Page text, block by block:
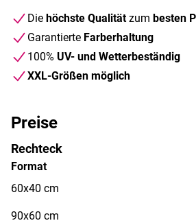
Die höchste Qualitätzum besten
Garantierte Farberhaltung
100% UV- und Wetterbeständig
XXL-Größen möglich
Preise
Rechteck
Format
60x40 cm
90x60 cm